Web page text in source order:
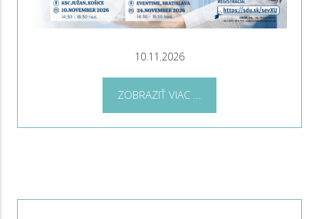
10.11.2026
ZOBRAZIŤ VIAC ...